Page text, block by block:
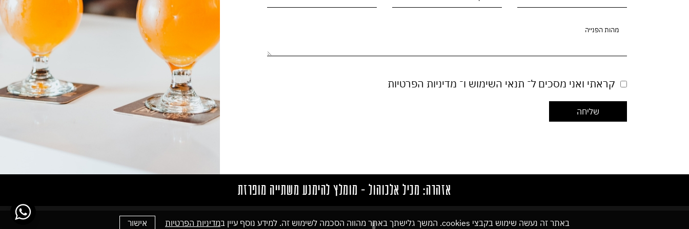
באתר זה נעשה שימוש בקבצי cookies. המשך גלישתך באתר מהווה הסכמה לשימוש זה. למידע נוסף עיין ב מדיניות הפרטיות אישור
קראתי ואני מסכים ל־ תנאי השימוש מדיניות הפרטיות
אזהרה: מכיל אלכוהול - מומלץ להימנע משתייה מופרזת